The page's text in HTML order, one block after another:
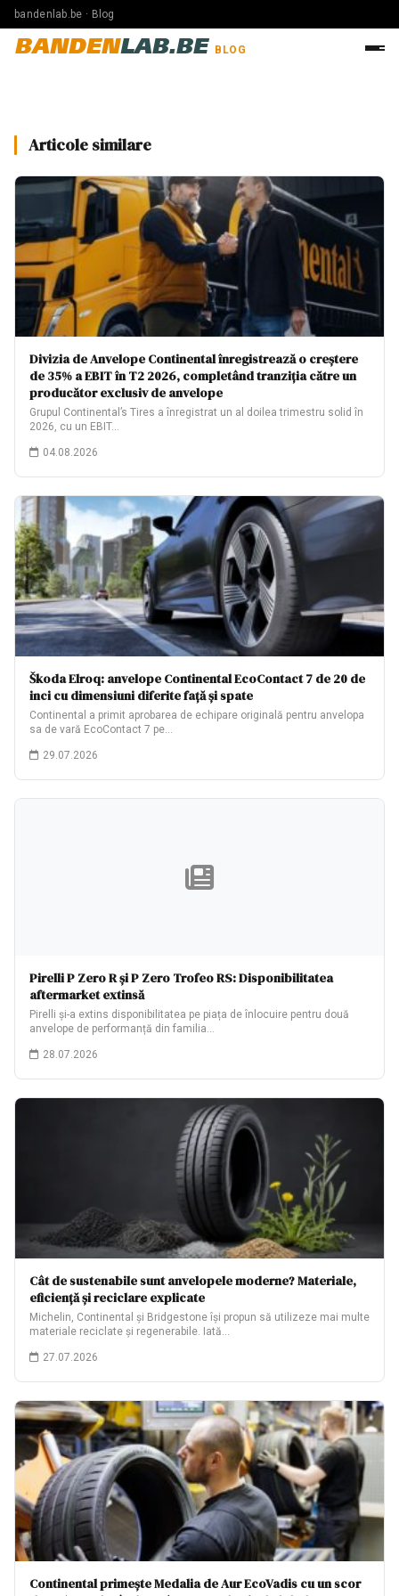
bandenlab.be · Blog
BANDENLAB.BE BLOG
Articole similare
Divizia de Anvelope Continental înregistrează o creștere
de 35% a EBIT în T2 2026, completând tranziția către un
producător exclusiv de anvelope
Grupul Continental’s Tires a înregistrat un al doilea trimestru solid în
2026, cu un EBIT…
04.08.2026
Škoda Elroq: anvelope Continental EcoContact 7 de 20 de
inci cu dimensiuni diferite față și spate
Continental a primit aprobarea de echipare originală pentru anvelopa
sa de vară EcoContact 7 pe…
29.07.2026
Pirelli P Zero R și P Zero Trofeo RS: Disponibilitatea
aftermarket extinsă
Pirelli și-a extins disponibilitatea pe piața de înlocuire pentru două
anvelope de performanță din familia…
28.07.2026
Cât de sustenabile sunt anvelopele moderne? Materiale,
eficiență și reciclare explicate
Michelin, Continental și Bridgestone își propun să utilizeze mai multe
materiale reciclate și regenerabile. Iată…
27.07.2026
Continental primește Medalia de Aur EcoVadis cu un scor